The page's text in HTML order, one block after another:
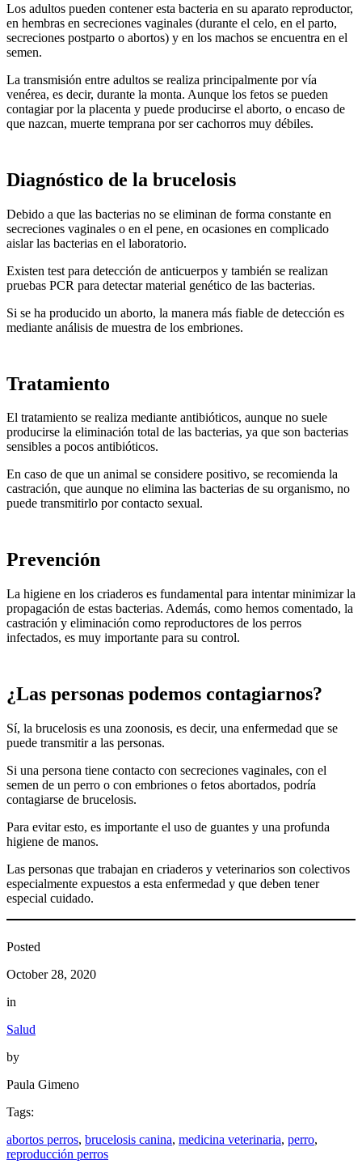
Los adultos pueden contener esta bacteria en su aparato reproductor,
en hembras en secreciones vaginales (durante el celo, en el parto,
secreciones postparto o abortos) y en los machos se encuentra en el
semen.
La transmisión entre adultos se realiza principalmente por vía
venérea, es decir, durante la monta. Aunque los fetos se pueden
contagiar por la placenta y puede producirse el aborto, o encaso de
que nazcan, muerte temprana por ser cachorros muy débiles.
Diagnóstico de la brucelosis
Debido a que las bacterias no se eliminan de forma constante en
secreciones vaginales o en el pene, en ocasiones en complicado
aislar las bacterias en el laboratorio.
Existen test para detección de anticuerpos y también se realizan
pruebas PCR para detectar material genético de las bacterias.
Si se ha producido un aborto, la manera más fiable de detección es
mediante análisis de muestra de los embriones.
Tratamiento
El tratamiento se realiza mediante antibióticos, aunque no suele
producirse la eliminación total de las bacterias, ya que son bacterias
sensibles a pocos antibióticos.
En caso de que un animal se considere positivo, se recomienda la
castración, que aunque no elimina las bacterias de su organismo, no
puede transmitirlo por contacto sexual.
Prevención
La higiene en los criaderos es fundamental para intentar minimizar la
propagación de estas bacterias. Además, como hemos comentado, la
castración y eliminación como reproductores de los perros
infectados, es muy importante para su control.
¿Las personas podemos contagiarnos?
Sí, la brucelosis es una zoonosis, es decir, una enfermedad que se
puede transmitir a las personas.
Si una persona tiene contacto con secreciones vaginales, con el
semen de un perro o con embriones o fetos abortados, podría
contagiarse de brucelosis.
Para evitar esto, es importante el uso de guantes y una profunda
higiene de manos.
Las personas que trabajan en criaderos y veterinarios son colectivos
especialmente expuestos a esta enfermedad y que deben tener
especial cuidado.
Posted
October 28, 2020
in
Salud
by
Paula Gimeno
Tags:
abortos perros, brucelosis canina, medicina veterinaria, perro
reproducción perros